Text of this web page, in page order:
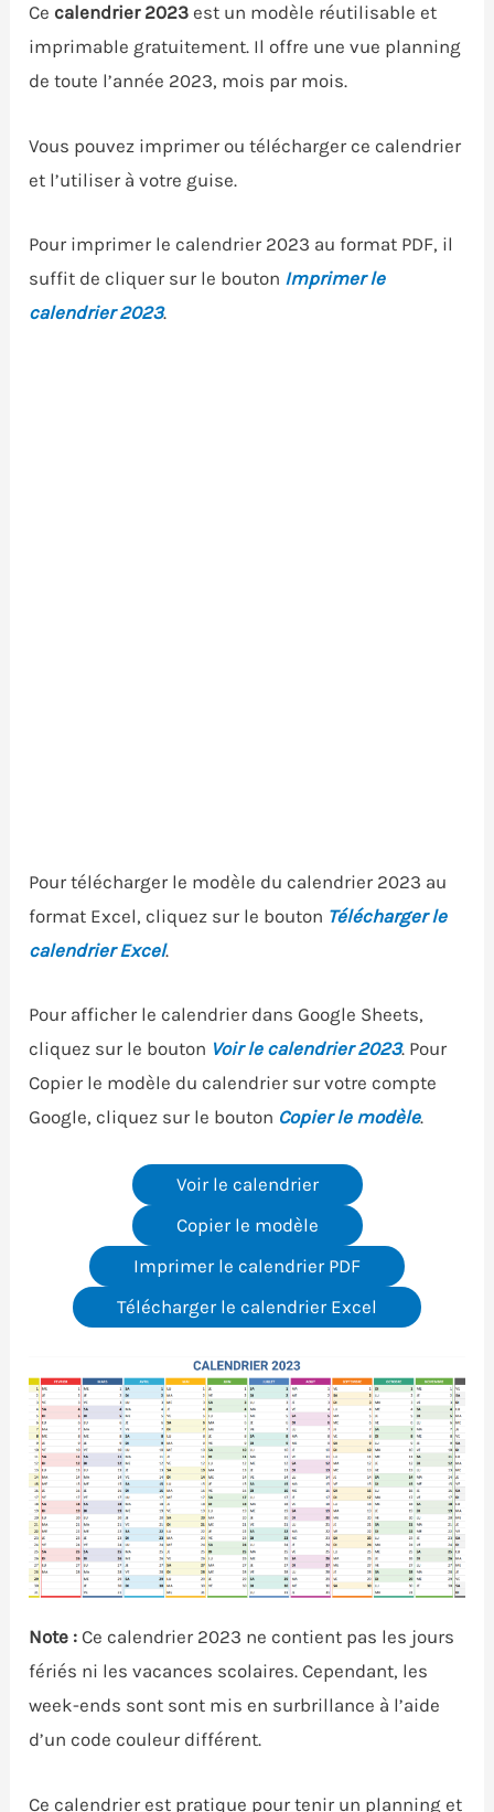
Ce calendrier 2023 est un modèle réutilisable et
imprimable gratuitement. Il offre une vue planning
de toute l’année 2023, mois par mois.
Vous pouvez imprimer ou télécharger ce calendrier
et l’utiliser à votre guise.
Pour imprimer le calendrier 2023 au format PDF, il
suffit de cliquer sur le bouton Imprimer le
calendrier 2023.
Pour télécharger le modèle du calendrier 2023 au
format Excel, cliquez sur le bouton Télécharger le
calendrier Excel.
Pour afficher le calendrier dans Google Sheets,
cliquez sur le bouton Voir le calendrier 2023. Pour
Copier le modèle du calendrier sur votre compte
Google, cliquez sur le bouton Copier le modèle.
Voir le calendrier
Copier le modèle
Imprimer le calendrier PDF
Télécharger le calendrier Excel
Note : Ce calendrier 2023 ne contient pas les jours
fériés ni les vacances scolaires. Cependant, les
week-ends sont sont mis en surbrillance à l’aide
d’un code couleur différent.
Ce calendrier est pratique pour tenir un planning et